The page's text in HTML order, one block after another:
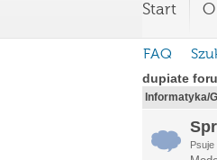
Start
FAQ
dupiate
Informatyka/